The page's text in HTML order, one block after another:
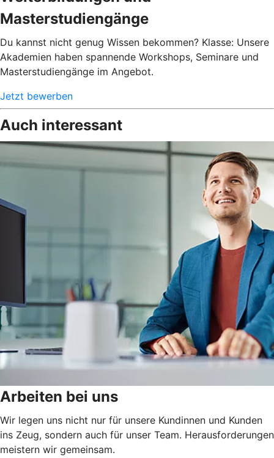
Masterstudiengänge
Du kannst nicht genug Wissen bekommen? Klasse: Unsere
Akademien haben spannende Workshops, Seminare und
Masterstudiengänge im Angebot.
Jetzt bewerben
Auch interessant
Arbeiten bei uns
Wir legen uns nicht nur für unsere Kundinnen und Kunden
ins Zeug, sondern auch für unser Team. Herausforderungen
meistern wir gemeinsam.